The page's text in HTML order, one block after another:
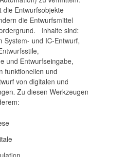
die Entwurfsobjekte
die Entwurfsmittel
Inhalte sind:
System- und IC-Entwurf,
und Entwurfseingabe,
funktionellen und
von digitalen und
Zu diesen Werkzeugen